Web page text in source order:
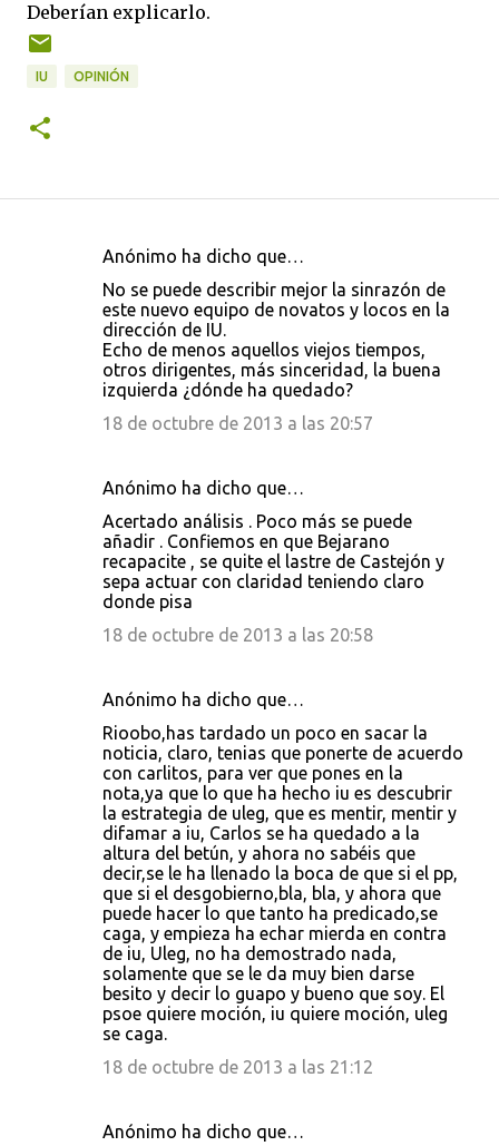
Deberían explicarlo.
IU OPINIÓN
Anónimo ha dicho que…
No se puede describir mejor la sinrazón de
este nuevo equipo de novatos y locos en la
dirección de IU.
Echo de menos aquellos viejos tiempos,
otros dirigentes, más sinceridad, la buena
izquierda ¿dónde ha quedado?
18 de octubre de 2013 a las 20:57
Anónimo ha dicho que…
Acertado análisis . Poco más se puede
añadir . Confiemos en que Bejarano
recapacite , se quite el lastre de Castejón y
sepa actuar con claridad teniendo claro
donde pisa
18 de octubre de 2013 a las 20:58
Anónimo ha dicho que…
Rioobo,has tardado un poco en sacar la
noticia, claro, tenias que ponerte de acuerdo
con carlitos, para ver que pones en la
nota,ya que lo que ha hecho iu es descubrir
la estrategia de uleg, que es mentir, mentir y
difamar a iu, Carlos se ha quedado a la
altura del betún, y ahora no sabéis que
decir,se le ha llenado la boca de que si el pp,
que si el desgobierno,bla, bla, y ahora que
puede hacer lo que tanto ha predicado,se
caga, y empieza ha echar mierda en contra
de iu, Uleg, no ha demostrado nada,
solamente que se le da muy bien darse
besito y decir lo guapo y bueno que soy. El
psoe quiere moción, iu quiere moción, uleg
se caga.
18 de octubre de 2013 a las 21:12
Anónimo ha dicho que…